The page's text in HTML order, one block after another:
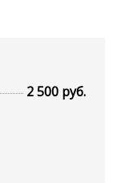
2 500 руб.